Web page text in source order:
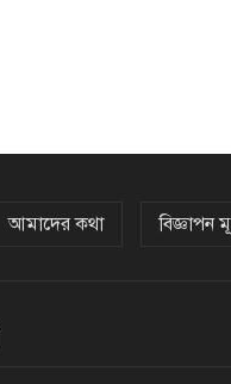
আমাদের কথা বিজ্ঞাপন